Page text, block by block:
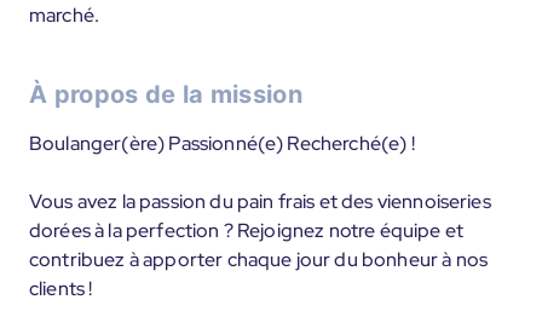
marché.
À propos de la mission
Boulanger(ère) Passionné(e) Recherché(e) !
Vous avez la passion du pain frais et des viennoiseries
dorées à la perfection ? Rejoignez notre équipe et
contribuez à apporter chaque jour du bonheur à nos
clients !